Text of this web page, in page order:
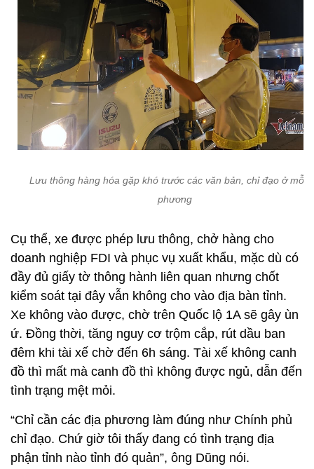
Lưu thông hàng hóa gặp khó trước các văn bản, chỉ đạo ở mỗi
phương
Cụ thể, xe được phép lưu thông, chở hàng cho
doanh nghiệp FDI và phục vụ xuất khẩu, mặc dù có
đầy đủ giấy tờ thông hành liên quan nhưng chốt
kiểm soát tại đây vẫn không cho vào địa bàn tỉnh.
Xe không vào được, chờ trên Quốc lộ 1A sẽ gây ùn
ứ. Đồng thời, tăng nguy cơ trộm cắp, rút dầu ban
đêm khi tài xế chờ đến 6h sáng. Tài xế không canh
đồ thì mất mà canh đồ thì không được ngủ, dẫn đến
tình trạng mệt mỏi.
“Chỉ cần các địa phương làm đúng như Chính phủ
chỉ đạo. Chứ giờ tôi thấy đang có tình trạng địa
phận tỉnh nào tỉnh đó quản”, ông Dũng nói.